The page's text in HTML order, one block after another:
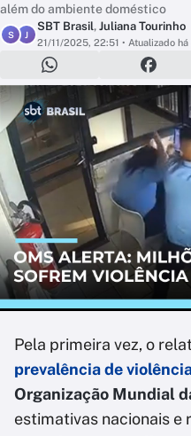
além do ambiente doméstico
S J
SBT Brasil, Juliana Tourinho
21/11/2025, 22:51 • Atualizado
Pela primeira vez, o
prevalência de
Organização Mundial
estimativas nacionais e